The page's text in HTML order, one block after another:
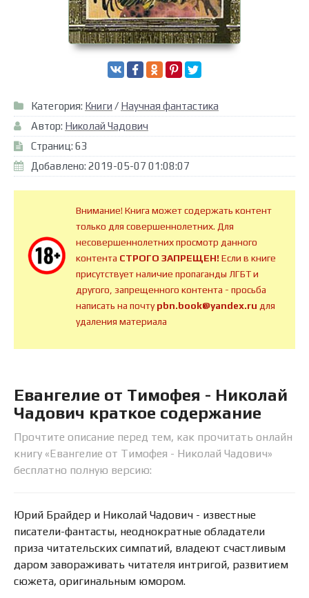
Категория: Книги / Научная фантастика
Автор: Николай Чадович
Страниц: 63
Добавлено: 2019-05-07 01:08:07
Внимание! Книга может содержать контент
только для совершеннолетних. Для
несовершеннолетних просмотр данного
контента СТРОГО ЗАПРЕЩЕН!Если в книге
присутствует наличие пропаганды ЛГБТ и
другого, запрещенного контента - просьба
написать на почтуpbn.book@yandex.ru для
удаления материала
Евангелие от Тимофея - Николай
Чадович краткое содержание
Прочтите описание перед тем, как прочитать онлайн
книгу «Евангелие от Тимофея - Николай Чадович»
бесплатно полную версию:
Юрий Брайдер и Николай Чадович - известные
писатели-фантасты, неоднократные обладатели
приза читательских симпатий, владеют счастливым
даром завораживать читателя интригой, развитием
сюжета, оригинальным юмором.